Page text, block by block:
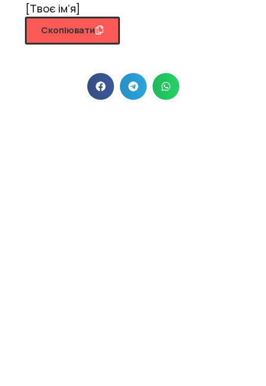
[Твоє ім’я]
Скопіювати